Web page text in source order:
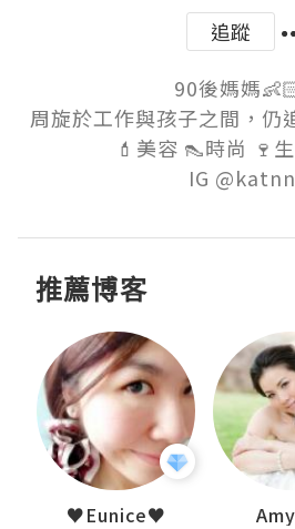
追蹤
90後媽媽
周旋於工作與孩子之間，
💄美容 👠時尚 🍷
推薦博客
♥Eunice♥